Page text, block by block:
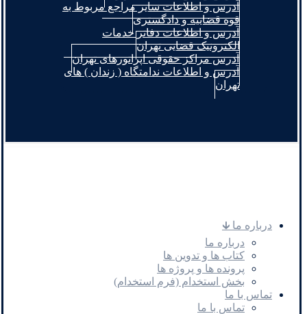
آدرس و اطلاعات سایر مراجع مربوط به
قوه قضاییه و دادگستری
آدرس و اطلاعات دفاتر خدمات
الکترونیک قضایی تهران
آدرس مراکز حقوقی اپراتورهای تهران
آدرس و اطلاعات ندامتگاه ( زندان ) های
تهران
درباره ما 🡳
درباره ما
کتاب ها و تدوین ها
پرونده ها و پروژه ها
بخش استخدام (فرم استخدام)
تماس با ما
تماس با ما